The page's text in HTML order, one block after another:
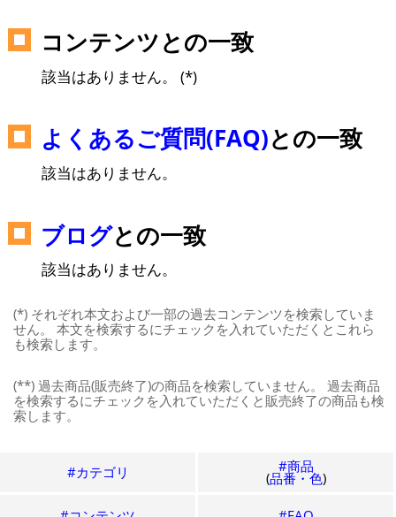
コンテンツとの一致
該当はありません。 (*)
よくあるご質問(FAQ)との一致
該当はありません。
ブログとの一致
該当はありません。
(*) それぞれ本文および一部の過去コンテンツを検索していま
せん。 本文を検索するにチェックを入れていただくとこれら
も検索します。
(**) 過去商品(販売終了)の商品を検索していません。 過去商品
を検索するにチェックを入れていただくと販売終了の商品も検
索します。
#カテゴリ #商品
(品番・色)